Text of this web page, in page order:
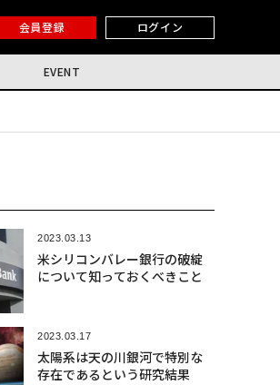
会員登録 ログイン
EVENT
2023.03.13
米シリコンバレー銀行の破綻
について知っておくべきこと
2023.03.17
太陽系は天の川銀河で特別な
存在であるという研究結果